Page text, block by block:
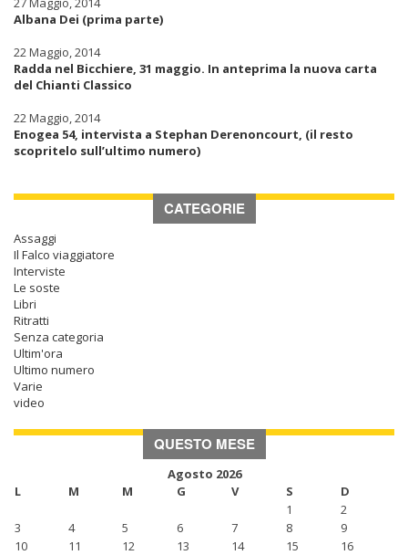
Albana Dei (prima parte)
22 Maggio, 2014
Radda nel Bicchiere, 31 maggio. In anteprima la nuova carta
del Chianti Classico
22 Maggio, 2014
Enogea 54, intervista a Stephan Derenoncourt, (il resto
scopritelo sull’ultimo numero)
CATEGORIE
Assaggi
Il Falco viaggiatore
Interviste
Le soste
Libri
Ritratti
Senza categoria
Ultim'ora
Ultimo numero
Varie
video
QUESTO MESE
Agosto 2026
L
M M G V S
D
1
2
3
4 5 6 7 8
9
10
11 12 13 14 15
16